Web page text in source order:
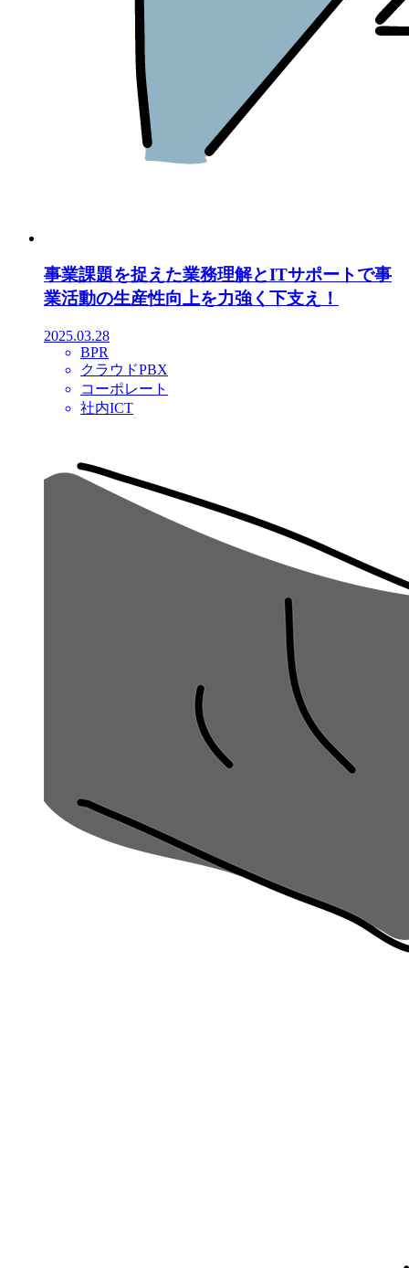
事業課題を捉えた業務理解とITサポートで事
業活動の生産性向上を力強く下支え！
2025.03.28
BPR
クラウドPBX
コーポレート
社内ICT